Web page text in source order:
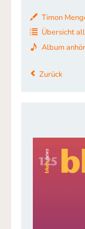
Timon
Übersicht
Album
Zurück